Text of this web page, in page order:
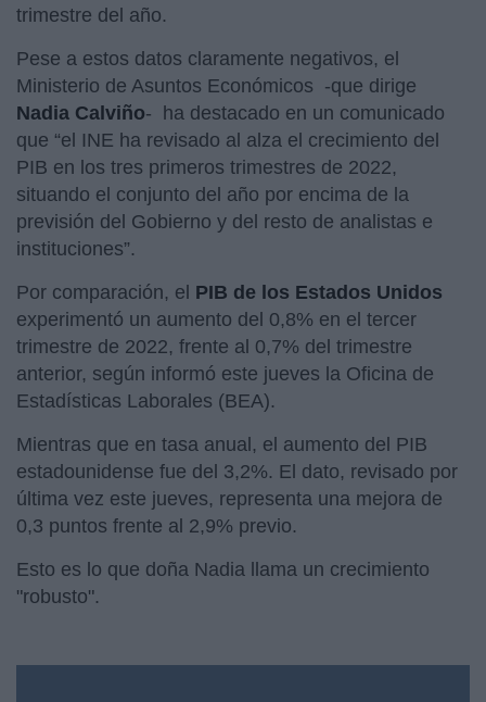
trimestre del año.
Pese a estos datos claramente negativos, el
Ministerio de Asuntos Económicos -que dirige
Nadia Calviño- ha destacado en un comunicado
que “el INE ha revisado al alza el crecimiento del
PIB en los tres primeros trimestres de 2022,
situando el conjunto del año por encima de la
previsión del Gobierno y del resto de analistas e
instituciones”.
Por comparación, el PIB de los Estados Unidos
experimentó un aumento del 0,8% en el tercer
trimestre de 2022, frente al 0,7% del trimestre
anterior, según informó este jueves la Oficina de
Estadísticas Laborales (BEA).
Mientras que en tasa anual, el aumento del PIB
estadounidense fue del 3,2%. El dato, revisado por
última vez este jueves, representa una mejora de
0,3 puntos frente al 2,9% previo.
Esto es lo que doña Nadia llama un crecimiento
"robusto".